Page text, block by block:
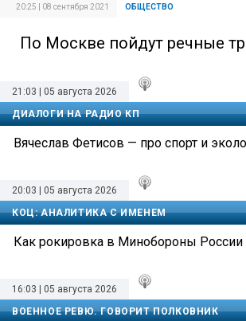
20:25 | 08 сентября 2021 ОБЩЕСТВО
По Москве пойдут речные
21:03 | 05 августа 2026
ДИАЛОГИ НА РАДИО КП
Вячеслав Фетисов — про спорт и
20:03 | 05 августа 2026
КОЦ: АНАЛИТИКА С ИМЕНЕМ
Как рокировка в Минобороны России
16:03 | 05 августа 2026
ВОЕННОЕ РЕВЮ. ГОВОРИТ ПОЛКОВНИК